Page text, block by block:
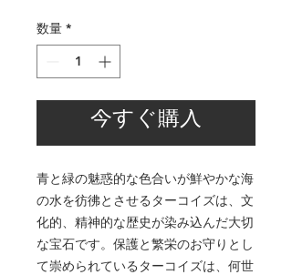
数量 *
今すぐ購入
青と緑の魅惑的な色合いが鮮やかな海
の水を彷彿とさせるターコイズは、文
化的、精神的な歴史が染み込んだ大切
な宝石です。保護と繁栄のお守りとし
て崇められているターコイズは、何世